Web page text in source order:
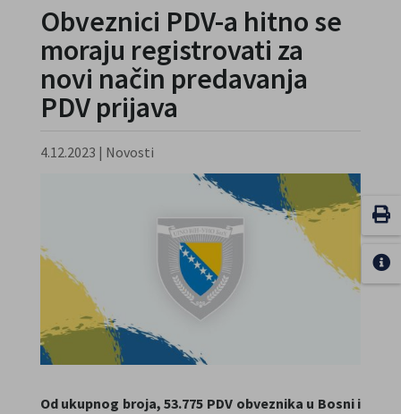
Obveznici PDV-a hitno se
moraju registrovati za
novi način predavanja
PDV prijava
4.12.2023 | Novosti
Od ukupnog broja, 53.775 PDV obveznika u Bosni i